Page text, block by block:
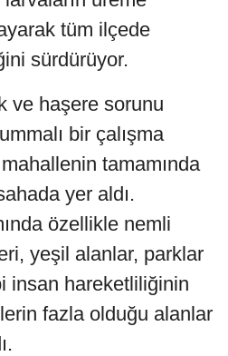
tüm ilçede
sürdürüyor.
ve haşere sorunu
bir çalışma
tamamında
yer aldı.
özellikle nemli
yeşil alanlar, parklar
insan hareketliliğinin
fazla olduğu alanlar